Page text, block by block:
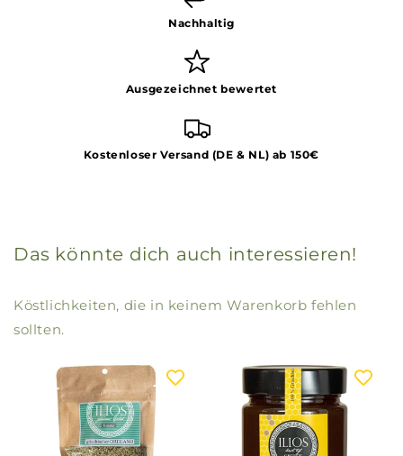
Nachhaltig
Ausgezeichnet bewertet
Kostenloser Versand (DE & NL) ab 150€
Das könnte dich auch interessieren!
Köstlichkeiten, die in keinem Warenkorb fehlen
sollten.